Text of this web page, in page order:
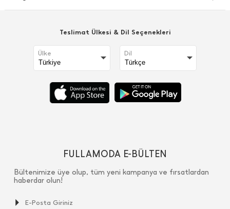
Teslimat Ülkesi & Dil Seçenekleri
Ülke Dil
FULLAMODA E-BÜLTEN
Bültenimize üye olup, tüm yeni kampanya ve fırsatlardan
haberdar olun!